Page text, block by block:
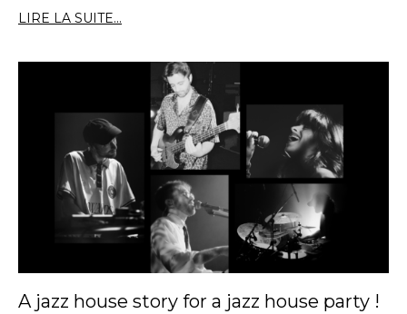
LIRE LA SUITE...
A jazz house story for a jazz house party !